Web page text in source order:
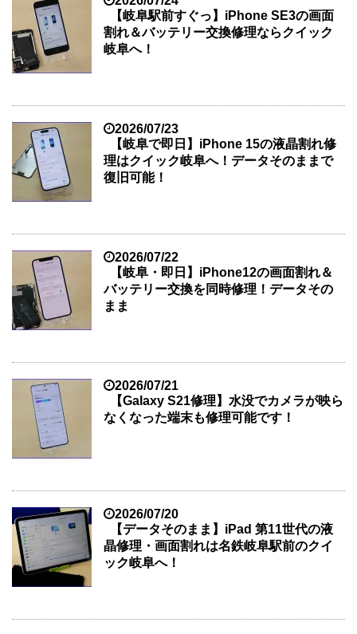
【岐阜駅前すぐっ】iPhone SE3の画面
割れ＆バッテリー交換修理ならクイック
岐阜へ！
2026/07/23
【岐阜で即日】iPhone 15の液晶割れ修
理はクイック岐阜へ！データそのままで
復旧可能！
2026/07/22
【岐阜・即日】iPhone12の画面割れ＆
バッテリー交換を同時修理！データその
まま
2026/07/21
【Galaxy S21修理】水没でカメラが映ら
なくなった端末も修理可能です！
2026/07/20
【データそのまま】iPad 第11世代の液
晶修理・画面割れは名鉄岐阜駅前のクイ
ック岐阜へ！